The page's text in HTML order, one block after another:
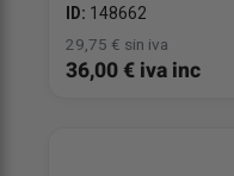
ID: 148662
29,75 € sin iva
36,00 € iva inc